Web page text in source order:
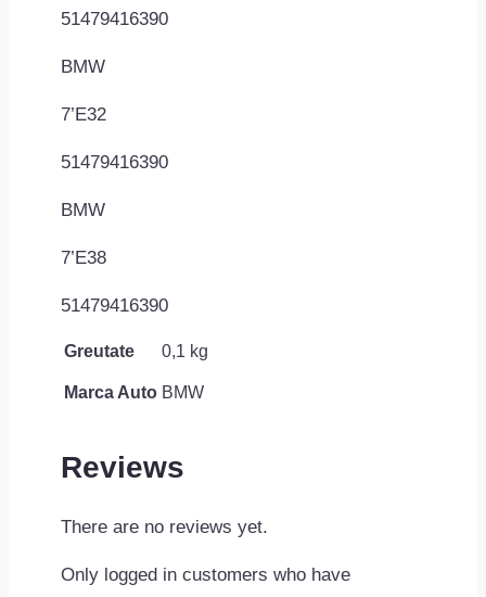
51479416390
BMW
7’E32
51479416390
BMW
7’E38
51479416390
Greutate 0,1 kg
Marca Auto BMW
Reviews
There are no reviews yet.
Only logged in customers who have